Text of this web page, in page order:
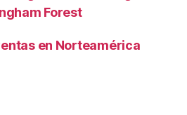
Forest
en Norteamérica